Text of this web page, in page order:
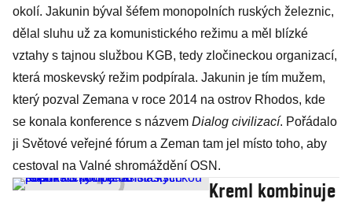
okolí. Jakunin býval šéfem monopolních ruských železnic,
dělal sluhu už za komunistického režimu a měl blízké
vztahy s tajnou službou KGB, tedy zločineckou organizací,
která moskevský režim podpírala. Jakunin je tím mužem,
který pozval Zemana v roce 2014 na ostrov Rhodos, kde
se konala konference s názvem Dialog civilizací. Pořádalo
ji Světové veřejné fórum a Zeman tam jel místo toho, aby
cestoval na Valné shromáždění OSN.
Kreml kombinuje